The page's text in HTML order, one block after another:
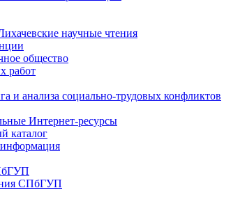
научные чтения
общество
работ
и анализа социально-трудовых конфликтов
Интернет-ресурсы
каталог
СПбГУП